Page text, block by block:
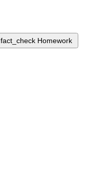
fact_check Homework